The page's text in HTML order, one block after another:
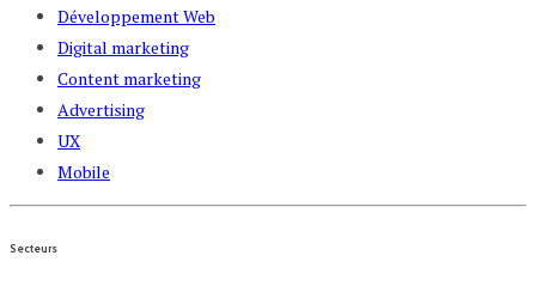
Développement Web
Digital marketing
Content marketing
Advertising
UX
Mobile
Secteurs